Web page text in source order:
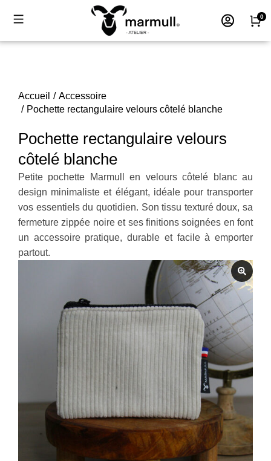
Vous êtes ici :
Accueil
Accessoire
Pochette rectangulaire velours côtelé blanche
Pochette rectangulaire velours
côtelé blanche
Petite pochette Marmull en velours côtelé blanc au
design minimaliste et élégant, idéale pour transporter
vos essentiels du quotidien. Son tissu texturé doux, sa
fermeture zippée noire et ses finitions soignées en font
un accessoire pratique, durable et facile à emporter
partout.